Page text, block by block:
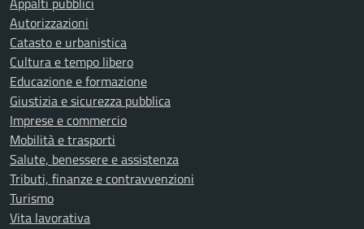
Autorizzazioni
Catasto e urbanistica
Cultura e tempo libero
Educazione e formazione
Giustizia e sicurezza pubblica
Imprese e commercio
Mobilità e trasporti
Salute, benessere e assistenza
Tributi, finanze e contravvenzioni
Turismo
Vita lavorativa